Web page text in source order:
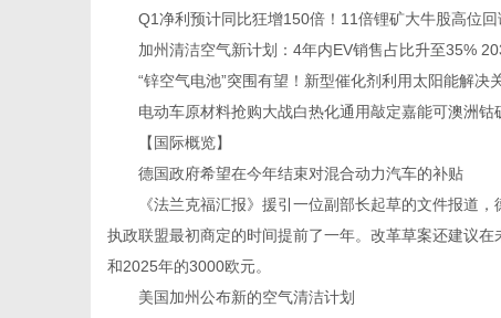
Q1净利预计同比狂增150倍！11倍锂矿大牛股高位回
加州清洁空气新计划：4年内EV销售占比升至35%
“锌空气电池”突围有望！新型催化剂利用太阳能解决
电动车原材料抢购大战白热化通用敲定嘉能可澳洲钴
【国际概览】
德国政府希望在今年结束对混合动力汽车的补贴
《法兰克福汇报》援引一位副部长起草的文件报道，
执政联盟最初商定的时间提前了一年。改革草案还建议
和2025年的3000欧元。
美国加州公布新的空气清洁计划